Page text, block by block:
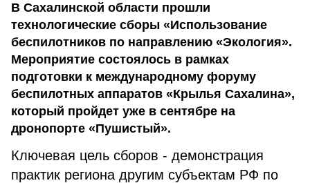
В Сахалинской области прошли
технологические сборы «Использование
беспилотников по направлению «Экология».
Мероприятие состоялось в рамках
подготовки к международному форуму
беспилотных аппаратов «Крылья Сахалина»,
который пройдет уже в сентябре на
дронопорте «Пушистый».
Ключевая цель сборов - демонстрация
практик региона другим субъектам РФ по